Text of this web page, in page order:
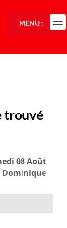
trouvé
08 Août
Dominique
MENU :